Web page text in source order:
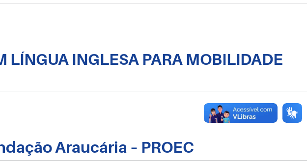
LÍNGUA INGLESA PARA MOBILIDADE
Araucária – PROEC